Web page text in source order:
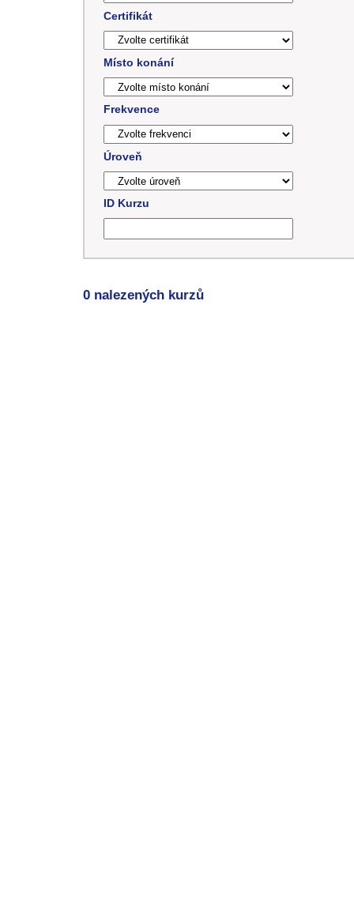
Certifikát
Místo konání
Frekvence
Úroveň
ID Kurzu
0 nalezených kurzů